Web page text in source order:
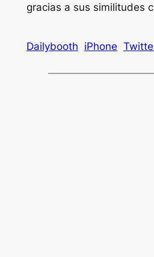
gracias a sus similitudes
Dailybooth iPhone